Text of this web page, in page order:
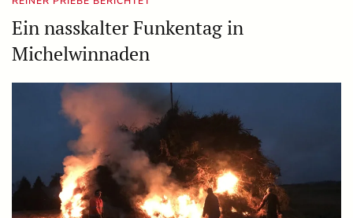
Ein nasskalter Funkentag in
Michelwinnaden